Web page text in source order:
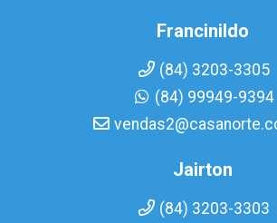
Francinildo
(84) 3203-3305
(84) 99949-9394
Jairton
(84) 3203-3303